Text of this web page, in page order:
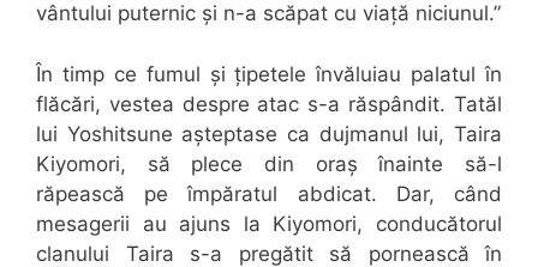
vântului puternic și n-a scăpat cu viață niciunul.”
În timp ce fumul și țipetele învăluiau palatul în
flăcări, vestea despre atac s-a răspândit. Tatăl
lui Yoshitsune așteptase ca dujmanul lui, Taira
Kiyomori, să plece din oraș înainte să-l
răpească pe împăratul abdicat. Dar, când
mesagerii au ajuns la Kiyomori, conducătorul
clanului Taira s-a pregătit să pornească în